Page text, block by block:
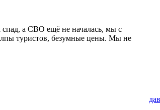
спад, а СВО ещё не началась, мы с
туристов, безумные цены. Мы не